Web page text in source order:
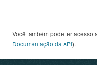
Você também pode ter acesso
Documentação da API).